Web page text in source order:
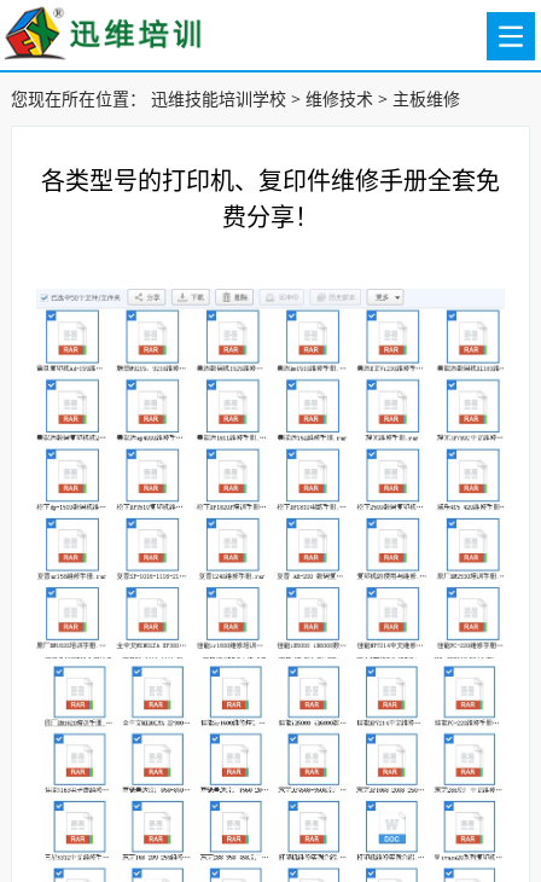
您现在所在位置： 迅维技能培训学校> 维修技术> 主板维修
各类型号的打印机、复印件维修手册全套免
费分享！